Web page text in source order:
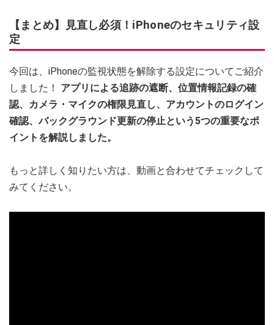
【まとめ】見直し必須！iPhoneのセキュリティ設
定
今回は、iPhoneの監視状態を解除する設定についてご紹介
しました！ アプリによる追跡の遮断、位置情報記録の確
認、カメラ・マイクの権限見直し、アカウントのログイン
確認、バックグラウンド更新の停止という5つの重要なポ
イントを解説しました。
もっと詳しく知りたい方は、動画と合わせてチェックして
みてください。